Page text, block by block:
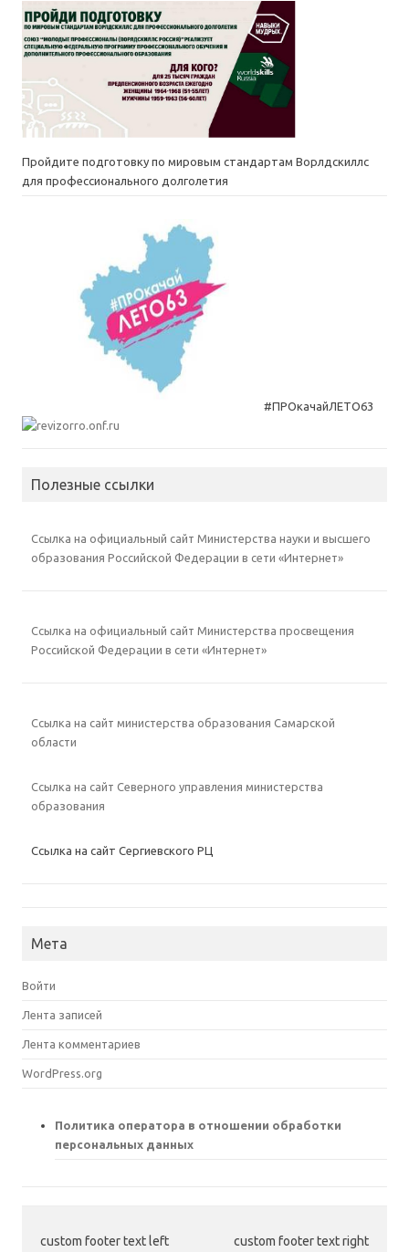
Пройдите подготовку по мировым стандартам Ворлдскиллс
для профессионального долголетия
#ПРОкачайЛЕТО63
Полезные ссылки
Ссылка на официальный сайт Министерства науки и высшего
образования Российской Федерации в сети «Интернет»
Ссылка на официальный сайт Министерства просвещения
Российской Федерации в сети «Интернет»
Ссылка на сайт министерства образования Самарской
области
Ссылка на сайт Северного управления министерства
образования
Ссылка на сайт Сергиевского РЦ
Мета
Войти
Лента записей
Лента комментариев
WordPress.org
Политика оператора в отношении обработки
персональных данных
custom footer text left custom footer text right